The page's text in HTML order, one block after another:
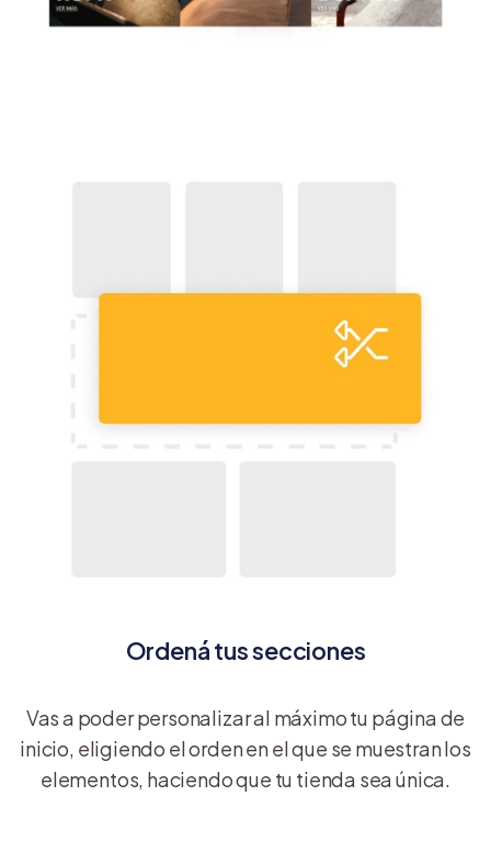
Ordená tus secciones
Vas a poder personalizar al máximo tu página de
inicio, eligiendo el orden en el que se muestran los
elementos, haciendo que tu tienda sea única.